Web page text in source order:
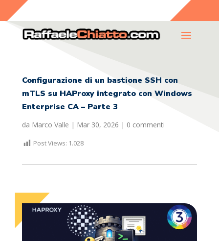
Configurazione di un bastione SSH con
mTLS su HAProxy integrato con Windows
Enterprise CA – Parte 3
da Marco Valle | Mar 30, 2026 | 0 commenti
Post Views: 1.028